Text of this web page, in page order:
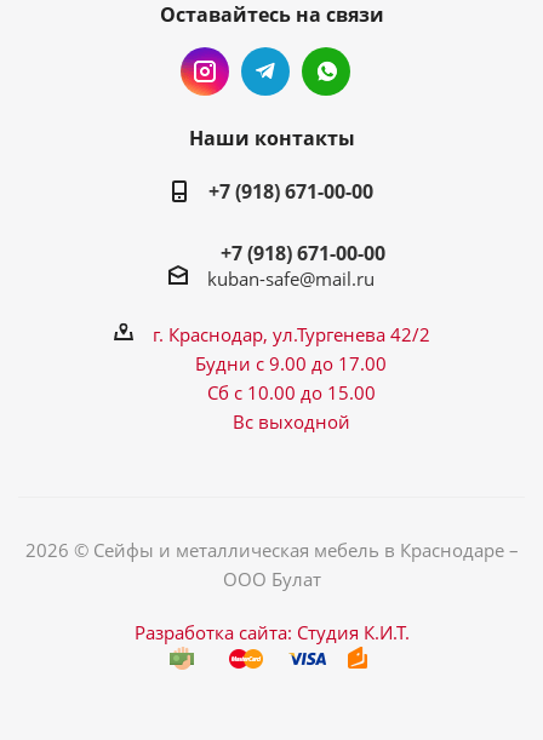
Оставайтесь на связи
Наши контакты
+7 (918) 671-00-00
+7 (918) 671-00-00
kuban-safe@mail.ru
г. Краснодар, ул.Тургенева 42/2
Будни с 9.00 до 17.00
Сб с 10.00 до 15.00
Вс выходной
2026 © Сейфы и металлическая мебель в Краснодаре –
ООО Булат
Разработка сайта: Студия К.И.Т.